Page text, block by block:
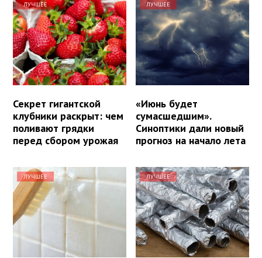
ЛУЧШЕЕ
Секрет гигантской
клубники раскрыт: чем
поливают грядки
перед сбором урожая
ЛУЧШЕЕ
«Июнь будет
сумасшедшим».
Синоптики дали новый
прогноз на начало лета
ЛУЧШЕЕ ЛУЧШЕЕ